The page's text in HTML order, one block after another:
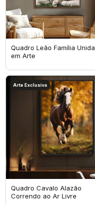
Quadro Leão Família Unida
em Arte
Arte Exclusiva
Quadro Cavalo Alazão
Correndo ao Ar Livre